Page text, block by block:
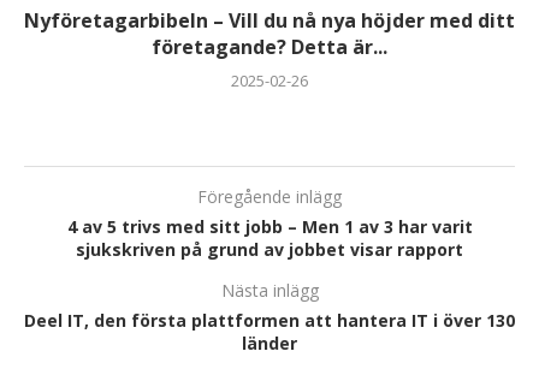
Nyföretagarbibeln – Vill du nå nya höjder med ditt
företagande? Detta är...
2025-02-26
Föregående inlägg
4 av 5 trivs med sitt jobb – Men 1 av 3 har varit
sjukskriven på grund av jobbet visar rapport
Nästa inlägg
Deel IT, den första plattformen att hantera IT i över 130
länder